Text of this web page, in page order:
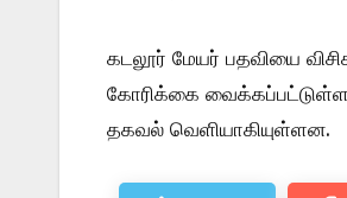
கடலூர் மேயர் பதவியை
கோரிக்கை
தகவல் வெளியாகியுள்ளன.